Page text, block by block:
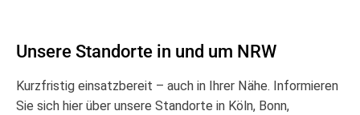
Unsere Standorte in und um NRW
Kurzfristig einsatzbereit – auch in Ihrer Nähe. Informieren
Sie sich hier über unsere Standorte in Köln, Bonn,